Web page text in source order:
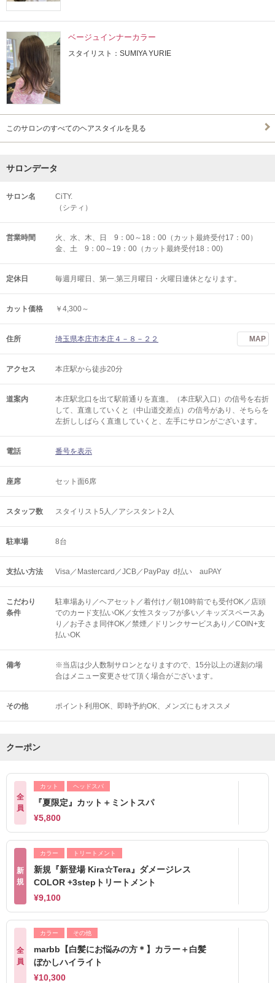
ベージュインナーカラー
スタイリスト：SUMIYA YURIE
このサロンのすべてのヘアスタイルを見る
サロンデータ
サロン名
CiTY.
（シティ）
営業時間
火、水、木、日 9：00～18：00（カット最終受付17：00）
金、土 9：00～19：00（カット最終受付18：00)
定休日 毎週月曜日、第一.第三月曜日・火曜日連休となります。
カット価格 ￥4,300～
住所 埼玉県本庄市本庄４－８－２２ MAP
アクセス 本庄駅から徒歩20分
道案内
本庄駅北口を出て駅前通りを直進。（本庄駅入口）の信号を右折
して、直進していくと（中山道交差点）の信号があり、そちらを
左折ししばらく直進していくと、左手にサロンがございます。
電話 番号を表示
座席 セット面6席
スタッフ数 スタイリスト5人／アシスタント2人
駐車場 8台
支払い方法 Visa／Mastercard／JCB／PayPay d払い auPAY
こだわり
条件
駐車場あり／ヘアセット／着付け／朝10時前でも受付OK／店頭
でのカード支払いOK／女性スタッフが多い／キッズスペースあ
り／お子さま同伴OK／禁煙／ドリンクサービスあり／COIN+支
払いOK
備考
※当店は少人数制サロンとなりますので、15分以上の遅刻の場
合はメニュー変更させて頂く場合がございます。
その他 ポイント利用OK 即時予約OK メンズにもオススメ
クーポン
全
員
カット ヘッドスパ
『夏限定』カット＋ミントスパ
¥5,800
新
規
カラー トリートメント
新規『新登場 Kira☆Tera』ダメージレス
COLOR +3stepトリートメント
¥9,100
全
員
カラー その他
marbb【白髪にお悩みの方＊】カラー＋白髪
ぼかしハイライト
¥10,300